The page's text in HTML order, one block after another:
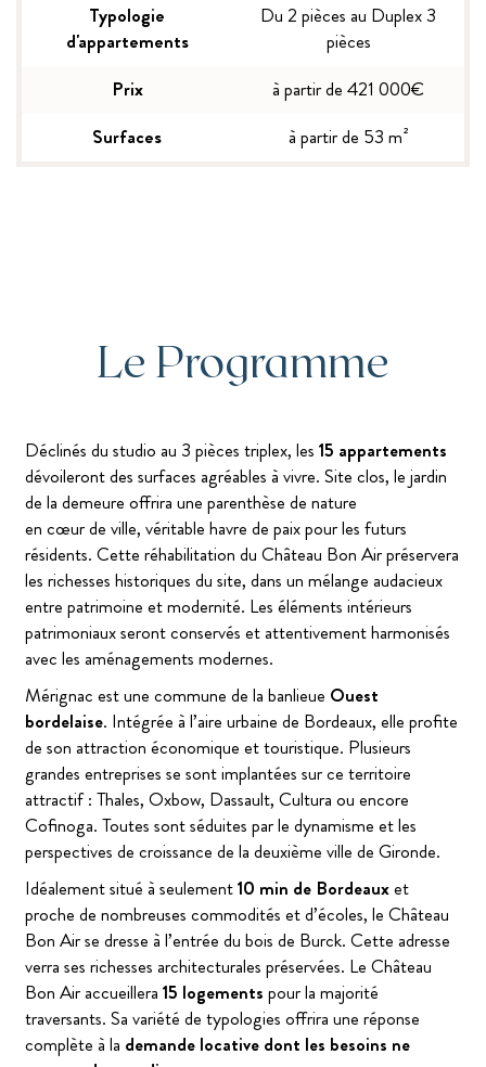
Typologie
d'appartements
Du 2 pièces au Duplex 3
pièces
Prix
à partir de 421 000€
Surfaces
à partir de 53 m²
Le Programme
Déclinés du studio au 3 pièces triplex, les 15 appartements
dévoileront des surfaces agréables à vivre. Site clos, le jardin
de la demeure offrira une parenthèse de nature
en cœur de ville, véritable havre de paix pour les futurs
résidents. Cette réhabilitation du Château Bon Air préservera
les richesses historiques du site, dans un mélange audacieux
entre patrimoine et modernité. Les éléments intérieurs
patrimoniaux seront conservés et attentivement harmonisés
avec les aménagements modernes.
Mérignac est une commune de la banlieue Ouest
bordelaise. Intégrée à l’aire urbaine de Bordeaux, elle profite
de son attraction économique et touristique. Plusieurs
grandes entreprises se sont implantées sur ce territoire
attractif : Thales, Oxbow, Dassault, Cultura ou encore
Cofinoga. Toutes sont séduites par le dynamisme et les
perspectives de croissance de la deuxième ville de Gironde.
Idéalement situé à seulement10 min de Bordeauxet
proche de nombreuses commodités et d’écoles, le Château
Bon Air se dresse à l’entrée du bois de Burck. Cette adresse
verra ses richesses architecturales préservées. Le Château
Bon Air accueillera 15 logements pour la majorité
traversants. Sa variété de typologies offrira une réponse
complète à la demande locative dont les besoins ne